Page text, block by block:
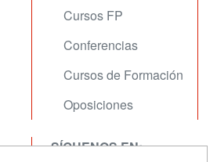
Cursos FP
Conferencias
Cursos de Formación
Oposiciones
SÍGUENOS EN: